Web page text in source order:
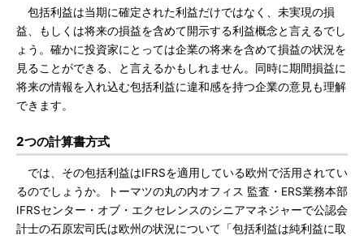
包括利益は当期に確定された利益だけではなく、未実現の損
益、もしくは将来の損益を含めて開示する利益概念と言えるでし
ょう。確かに投資家にとっては企業の将来を含めて損益の状況を
見ることができる、と言えるかもしれません。同時に期間損益に
将来の情報を入れ込む包括利益に違和感を持つ企業の意見も理解
できます。
2つの計算書方式
では、その包括利益はIFRSを適用している欧州で活用されてい
るのでしょうか。トーマツの丸の内オフィス 監査・ERS業務本部
IFRSセンター・オブ・エクセレンスのシニアマネジャーで公認会
計士の石原宏司氏は欧州の状況について「包括利益は純利益に取